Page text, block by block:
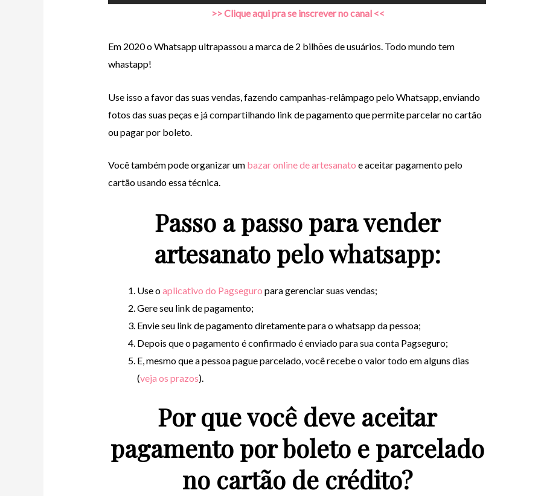
>> Clique aqui pra se inscrever no canal <<
Em 2020 o Whatsapp ultrapassou a marca de 2 bilhões de usuários. Todo mundo tem
whastapp!
Use isso a favor das suas vendas, fazendo campanhas-relâmpago pelo Whatsapp, enviando
fotos das suas peças e já compartilhando link de pagamento que permite parcelar no cartão
ou pagar por boleto.
Você também pode organizar um bazar online de artesanato e aceitar pagamento pelo
cartão usando essa técnica.
Passo a passo para vender
artesanato pelo whatsapp:
Use oaplicativo do Pagseguro para gerenciar suas vendas;
Gere seu link de pagamento;
Envie seu link de pagamento diretamente para o whatsapp da pessoa;
Depois que o pagamento é confirmado é enviado para sua conta Pagseguro;
E, mesmo que a pessoa pague parcelado, você recebe o valor todo em alguns dias
(veja os prazos).
Por que você deve aceitar
pagamento por boleto e parcelado
no cartão de crédito?